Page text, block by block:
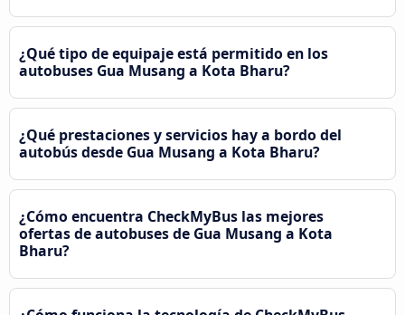
¿Qué tipo de equipaje está permitido en los
autobuses Gua Musang a Kota Bharu?
¿Qué prestaciones y servicios hay a bordo del
autobús desde Gua Musang a Kota Bharu?
¿Cómo encuentra CheckMyBus las mejores
ofertas de autobuses de Gua Musang a Kota
Bharu?